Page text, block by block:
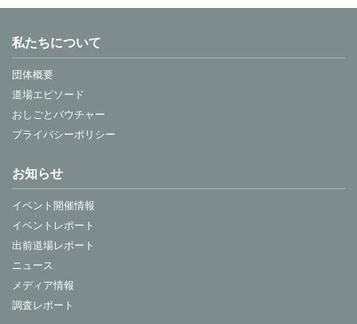
私たちについて
団体概要
道場エピソード
おしごとバウチャー
プライバシーポリシー
お知らせ
イベント開催情報
イベントレポート
出前道場レポート
ニュース
メディア情報
調査レポート